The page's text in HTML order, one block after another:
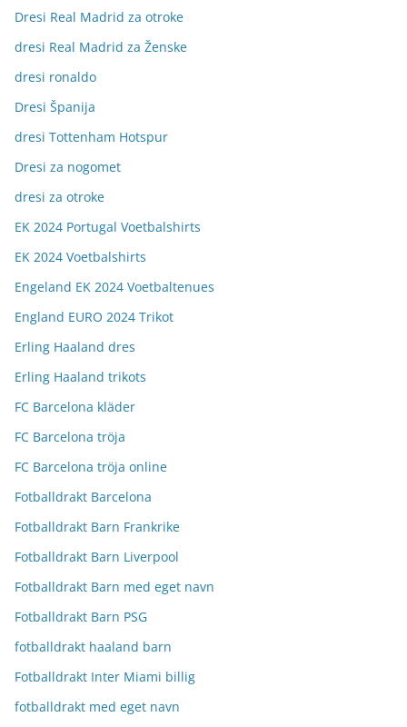
Dresi Real Madrid za otroke
dresi Real Madrid za Ženske
dresi ronaldo
Dresi Španija
dresi Tottenham Hotspur
Dresi za nogomet
dresi za otroke
EK 2024 Portugal Voetbalshirts
EK 2024 Voetbalshirts
Engeland EK 2024 Voetbaltenues
England EURO 2024 Trikot
Erling Haaland dres
Erling Haaland trikots
FC Barcelona kläder
FC Barcelona tröja
FC Barcelona tröja online
Fotballdrakt Barcelona
Fotballdrakt Barn Frankrike
Fotballdrakt Barn Liverpool
Fotballdrakt Barn med eget navn
Fotballdrakt Barn PSG
fotballdrakt haaland barn
Fotballdrakt Inter Miami billig
fotballdrakt med eget navn